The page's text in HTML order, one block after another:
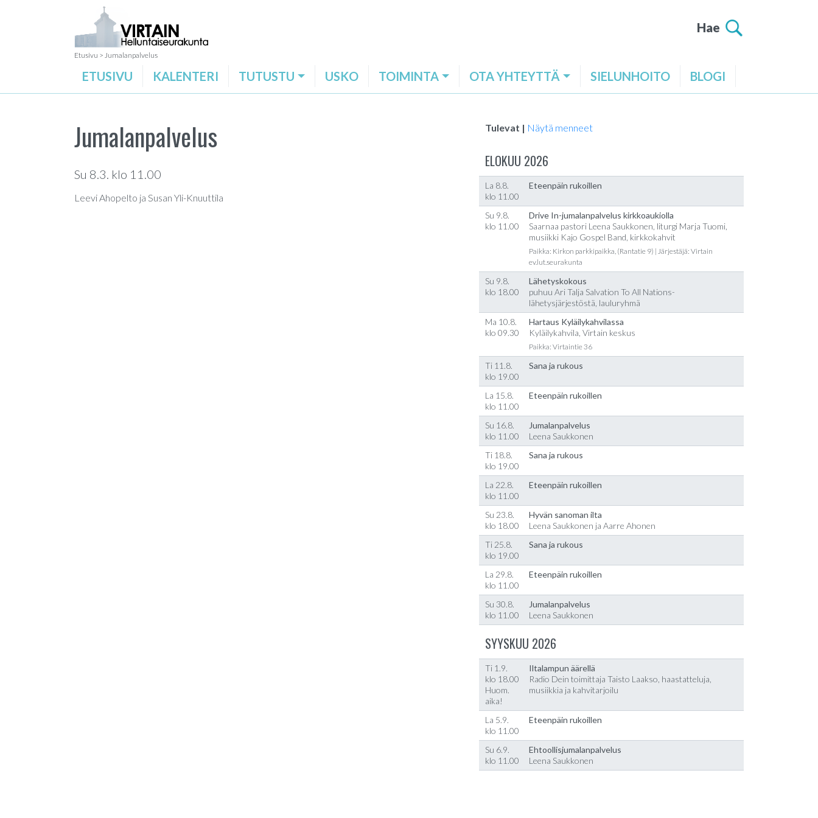
Hae
Etusivu > Jumalanpalvelus
ETUSIVU KALENTERI TUTUSTU USKO TOIMINTA OTA YHTEYTTÄ SIELUNHOITO BLOGI
Jumalanpalvelus
Su 8.3. klo 11.00
Leevi Ahopelto ja Susan Yli-Knuuttila
Tulevat | Näytä menneet
ELOKUU 2026
La 8.8.
klo 11.00
Eteenpäin rukoillen
Su 9.8.
klo 11.00
Drive In-jumalanpalvelus kirkkoaukiolla
Saarnaa pastori Leena Saukkonen, liturgi Marja Tuomi,
musiikki Kajo Gospel Band, kirkkokahvit
Paikka: Kirkon parkkipaikka, (Rantatie 9) | Järjestäjä: Virtain
ev.lut.seurakunta
Su 9.8.
klo 18.00
Lähetyskokous
puhuu Ari Talja Salvation To All Nations-
lähetysjärjestöstä, lauluryhmä
Ma 10.8.
klo 09.30
Hartaus Kyläilykahvilassa
Kyläilykahvila, Virtain keskus
Paikka: Virtaintie 36
Ti 11.8.
klo 19.00
Sana ja rukous
La 15.8.
klo 11.00
Eteenpäin rukoillen
Su 16.8.
klo 11.00
Jumalanpalvelus
Leena Saukkonen
Ti 18.8.
klo 19.00
Sana ja rukous
La 22.8.
klo 11.00
Eteenpäin rukoillen
Su 23.8.
klo 18.00
Hyvän sanoman ilta
Leena Saukkonen ja Aarre Ahonen
Ti 25.8.
klo 19.00
Sana ja rukous
La 29.8.
klo 11.00
Eteenpäin rukoillen
Su 30.8.
klo 11.00
Jumalanpalvelus
Leena Saukkonen
SYYSKUU 2026
Ti 1.9.
klo 18.00
Huom.
aika!
Iltalampun äärellä
Radio Dein toimittaja Taisto Laakso, haastatteluja,
musiikkia ja kahvitarjoilu
La 5.9.
klo 11.00
Eteenpäin rukoillen
Su 6.9.
klo 11.00
Ehtoollisjumalanpalvelus
Leena Saukkonen